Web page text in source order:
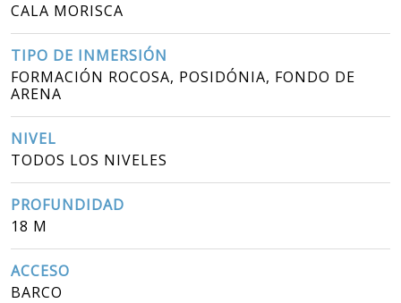
CALA MORISCA
TIPO DE INMERSIÓN
FORMACIÓN ROCOSA, POSIDÓNIA, FONDO DE
ARENA
NIVEL
TODOS LOS NIVELES
PROFUNDIDAD
18 M
ACCESO
BARCO